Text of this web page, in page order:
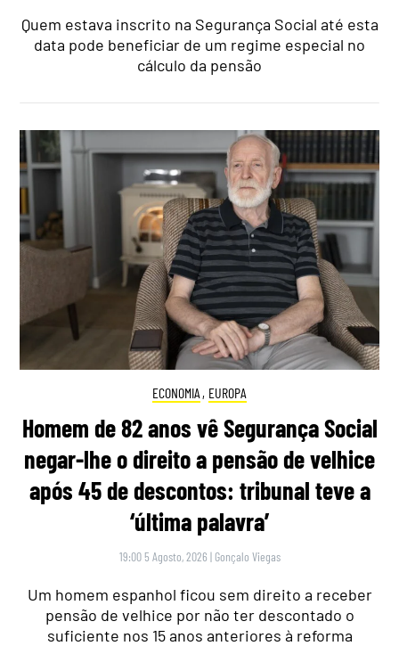
Quem estava inscrito na Segurança Social até esta
data pode beneficiar de um regime especial no
cálculo da pensão
ECONOMIA , EUROPA
Homem de 82 anos vê Segurança Social
negar-lhe o direito a pensão de velhice
após 45 de descontos: tribunal teve a
‘última palavra’
19:00 5 Agosto, 2026 | Gonçalo Viegas
Um homem espanhol ficou sem direito a receber
pensão de velhice por não ter descontado o
suficiente nos 15 anos anteriores à reforma